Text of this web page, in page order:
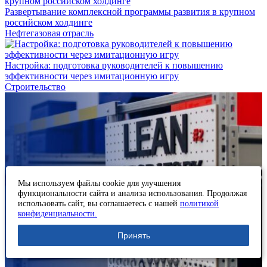
Развертывание комплексной программы развития в крупном
российском холдинге
Нефтегазовая отрасль
Настройка: подготовка руководителей к повышению
эффективности через имитационную игру
Строительство
Мы используем файлы cookie для улучшения
функциональности сайта и анализа использования. Продолжая
использовать сайт, вы соглашаетесь с нашей политикой
конфиденциальности.
Принять